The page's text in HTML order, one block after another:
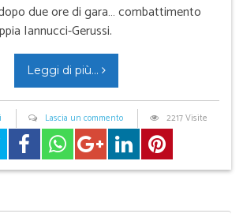
due ore di gara… combattimento
Iannucci-Gerussi.
Leggi di più...
Lascia un commento 2217 Visite